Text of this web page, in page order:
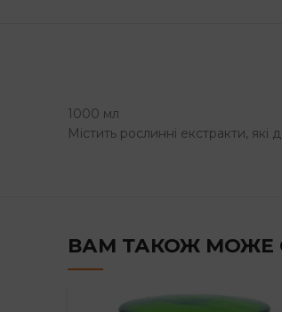
1000 мл
Містить рослинні екстракти,
ВАМ ТАКОЖ МОЖЕ